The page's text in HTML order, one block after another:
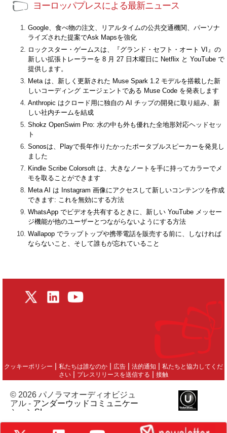
ヨーロッパプレスによる最新ニュース
Google、食べ物の注文、リアルタイムの公共交通機関、パーソナ
ライズされた提案でAsk Mapsを強化
ロックスター・ゲームスは、『グランド・セフト・オート VI』の
新しい拡張トレーラーを 8 月 27 日木曜日に Netflix と YouTube で
提供します。
Meta は、新しく更新された Muse Spark 1.2 モデルを搭載した新
しいコーディング エージェントである Muse Code を発表します
Anthropic はクロード用に独自の AI チップの開発に取り組み、新
しい社内チームを結成
Shokz OpenSwim Pro: 水の中も外も優れた全地形対応ヘッドセッ
ト
Sonosは、Playで長年作りたかったポータブルスピーカーを発見し
ました
Kindle Scribe Colorsoft は、大きなノートを手に持ってカラーでメ
モを取ることができます
Meta AI は Instagram 画像にアクセスして新しいコンテンツを作成
できます: これを無効にする方法
WhatsApp でビデオを共有するときに、新しい YouTube メッセー
ジ機能が他のユーザーとつながらないようにする方法
Wallapop でラップトップや携帯電話を販売する前に、しなければ
ならないこと、そして誰もが忘れていること
クッキーポリシー | 私たちは誰なのか | 広告 | 法的通知 | 私たちと協力してくだ
さい | プレスリリースを送信する | 接触
© 2026 パノラマオーディオビジュ
アル - アンダーウッドコミュニケー
ションSL